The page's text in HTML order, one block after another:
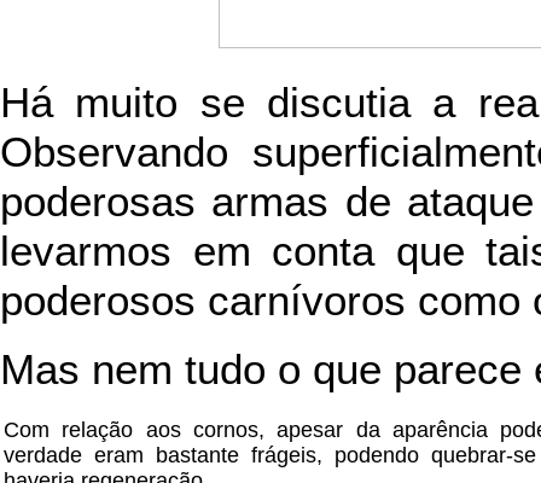
Há muito se discutia a
Observando
poderosas armas de
levarmos em conta que
poderosos carnívoros como
Mas nem tudo o que
Com relação aos cornos, apesar da aparência
verdade eram bastante frágeis, podendo quebrar-